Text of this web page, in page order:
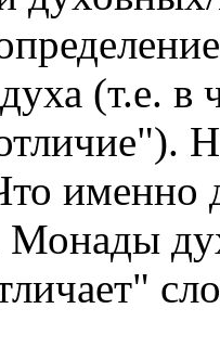
(т.е.
именно
Монады